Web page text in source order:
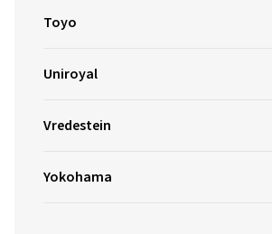
Toyo
Uniroyal
Vredestein
Yokohama